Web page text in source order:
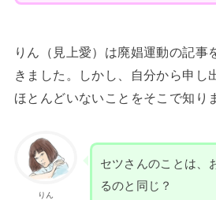
りん（見上愛）は廃娼運動の記事
きました。しかし、自分から申し
ほとんどいないことをそこで知り
りん
セツさんのことは、
るのと同じ？